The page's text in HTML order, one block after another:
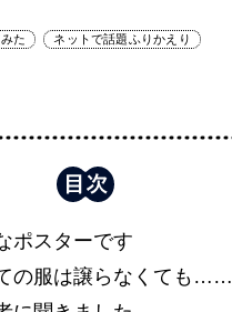
た ネットで話題ふりかえり
ポスターです
の服は譲らなくても……